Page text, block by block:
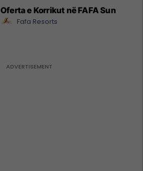
Oferta e Korrikut në FAFA Sun
Fafa Resorts